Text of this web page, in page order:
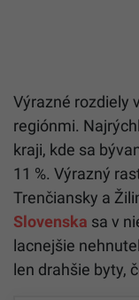
Výrazné rozdiely
regiónmi.
kraji, kde sa
11 %. Výrazný
Trenčiansky a
Slovenska sa v
lacnejšie
len drahšie byty,